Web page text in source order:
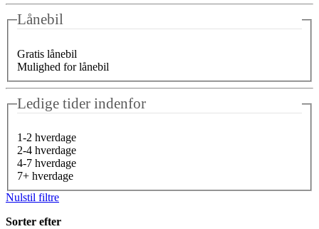
Lånebil
Gratis lånebil
Mulighed for lånebil
Ledige tider indenfor
1-2 hverdage
2-4 hverdage
4-7 hverdage
7+ hverdage
Nulstil filtre
Sorter efter